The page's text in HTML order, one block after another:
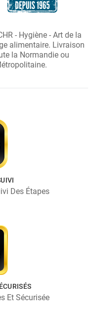
- Hygiène - Art de la
alimentaire. Livraison
la Normandie ou
Des Étapes
Et Sécurisée